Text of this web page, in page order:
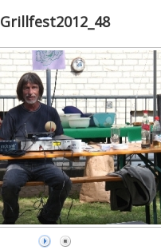
Grillfest2012_48